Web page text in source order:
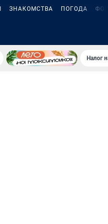
ЗНАКОМСТВА ПОГОДА
Налог